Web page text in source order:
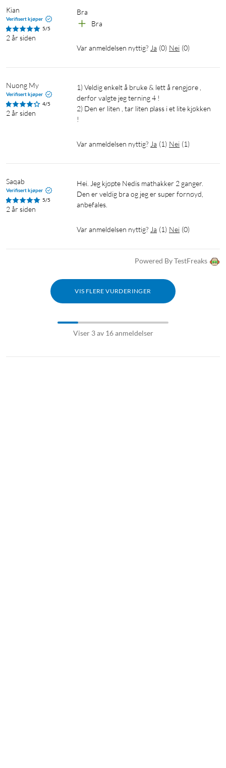
Kian
Verifisert kjøper
5/5
2 år siden
Bra
Bra
Var anmeldelsen nyttig? Ja (0) Nei (0)
Nuong My
Verifisert kjøper
4/5
2 år siden
1) Veldig enkelt å bruke & lett å rengjøre ,
derfor valgte jeg terning 4 !
2) Den er liten , tar liten plass i et lite kjøkken
!
Var anmeldelsen nyttig? Ja (1) Nei (1)
Saqab
Verifisert kjøper
5/5
2 år siden
Hei. Jeg kjøpte Nedis mathakker 2 ganger.
Den er veldig bra og jeg er super fornøyd,
anbefales.
Var anmeldelsen nyttig? Ja (1) Nei (0)
Powered By TestFreaks
VIS FLERE VURDERINGER
Viser 3 av 16 anmeldelser